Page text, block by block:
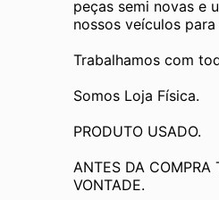
peças semi novas e
nossos veículos
Trabalhamos com
Somos Loja Física.
PRODUTO USADO.
ANTES DA COMPRA
VONTADE.